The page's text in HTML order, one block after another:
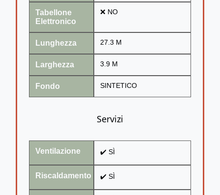
Tabellone
Elettronico
❌ NO
Lunghezza 27.3 M
Larghezza 3.9 M
Fondo SINTETICO
Servizi
Ventilazione ✔️ SÌ
Riscaldamento ✔️ SÌ